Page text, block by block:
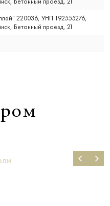
220036, УНП 192555276,
Бетонный проезд, 21